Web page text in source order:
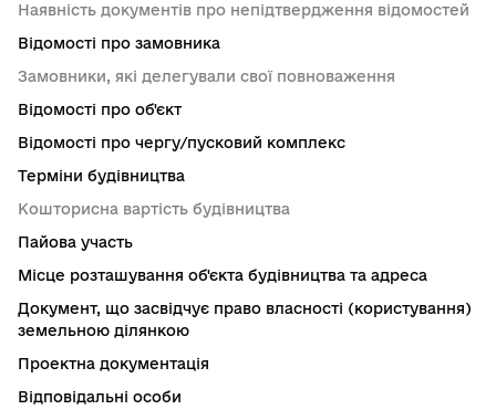
Наявність документів про непідтвердження відомостей
Відомості про замовника
Замовники, які делегували свої повноваження
Відомості про об'єкт
Відомості про чергу/пусковий комплекс
Терміни будівництва
Кошторисна вартість будівництва
Пайова участь
Місце розташування об'єкта будівництва та адреса
Документ, що засвідчує право власності (користування)
земельною ділянкою
Проектна документація
Відповідальні особи